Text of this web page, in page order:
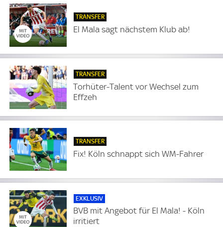
TRANSFER
El Mala sagt nächstem Klub ab!
TRANSFER
Torhüter-Talent vor Wechsel zum
Effzeh
TRANSFER
Fix! Köln schnappt sich WM-Fahrer
EXKLUSIV
BVB mit Angebot für El Mala! - Köln
irritiert